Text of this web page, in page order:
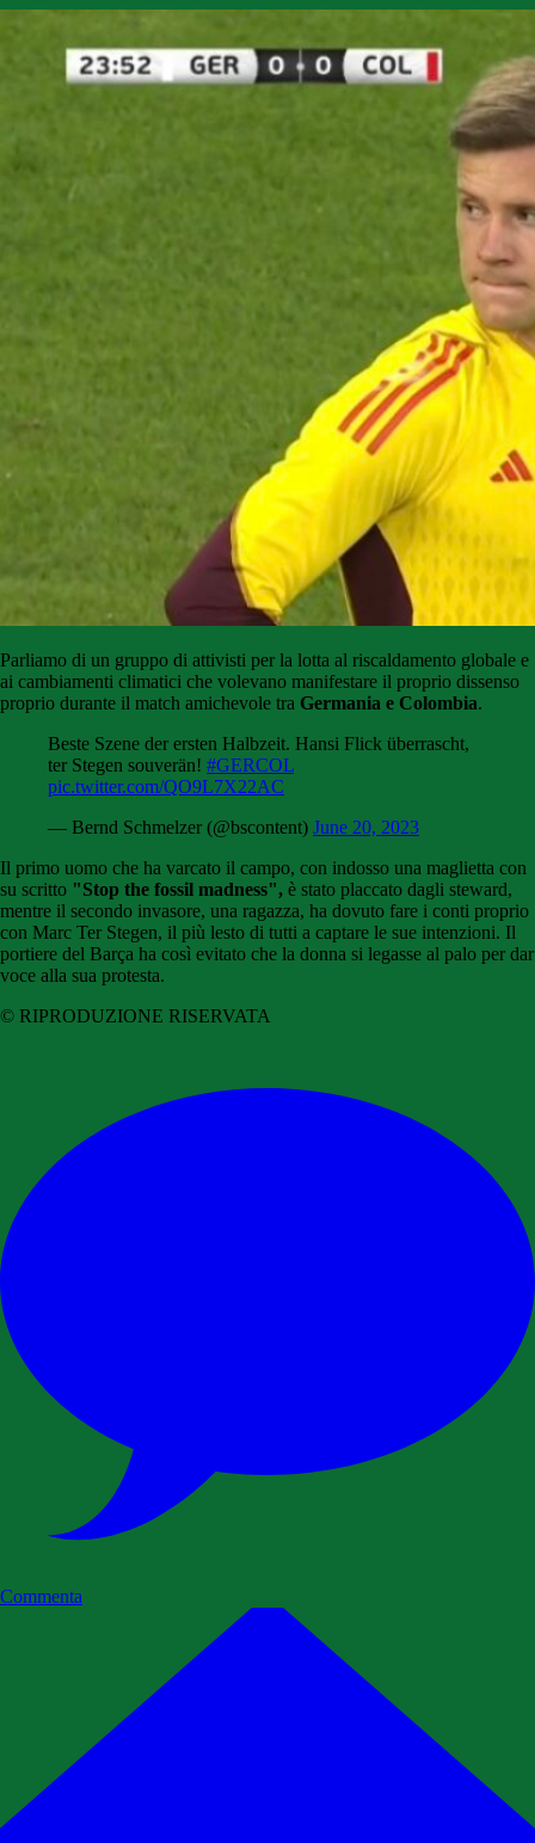
Parliamo di un gruppo di attivisti per la lotta al riscaldamento globale e
ai cambiamenti climatici che volevano manifestare il proprio dissenso
proprio durante il match amichevole tra Germania e Colombia.
Beste Szene der ersten Halbzeit. Hansi Flick überrascht,
ter Stegen souverän! #GERCOL
pic.twitter.com/QO9L7X22AC
— Bernd Schmelzer (@bscontent) June 20, 2023
Il primo uomo che ha varcato il campo, con indosso una maglietta con
su scritto "Stop the fossil madness", è stato placcato dagli steward,
mentre il secondo invasore, una ragazza, ha dovuto fare i conti proprio
con Marc Ter Stegen, il più lesto di tutti a captare le sue intenzioni. Il
portiere del Barça ha così evitato che la donna si legasse al palo per dar
voce alla sua protesta.
© RIPRODUZIONE RISERVATA
Commenta